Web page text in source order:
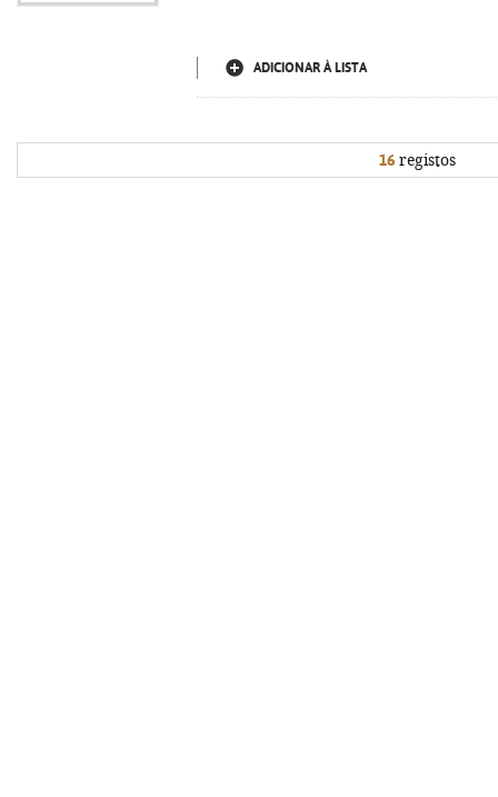
ADICIONAR À LISTA
16registos